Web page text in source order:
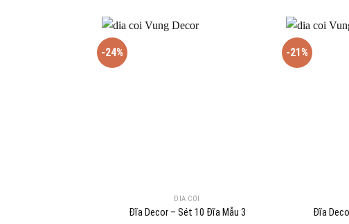
-24%
ĐĨA CÓI
Đĩa Decor – Sét 10 Đĩa Mẫu 3
-21%
Đĩa